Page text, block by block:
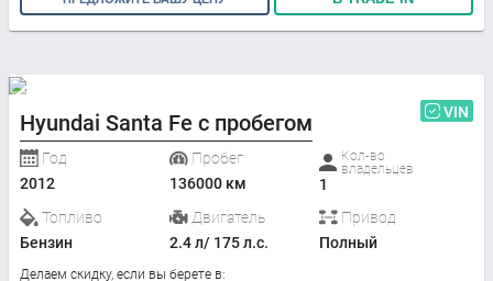
Hyundai Santa Fe с пробегом VIN
Год
2012
Пробег
136000 км
Кол-во
владельцев
1
Топливо
Бензин
Двигатель
2.4 л/ 175 л.с.
Привод
Полный
Делаем скидку, если вы берете в: